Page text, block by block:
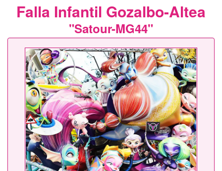
Falla Infantil Gozalbo-Altea
"Satour-MG44"